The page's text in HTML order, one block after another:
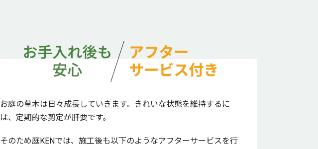
お庭の草木は日々成長していきます。きれいな状態を維持するに
は、定期的な剪定が肝要です。
そのため庭KENでは、施工後も以下のようなアフターサービスを行